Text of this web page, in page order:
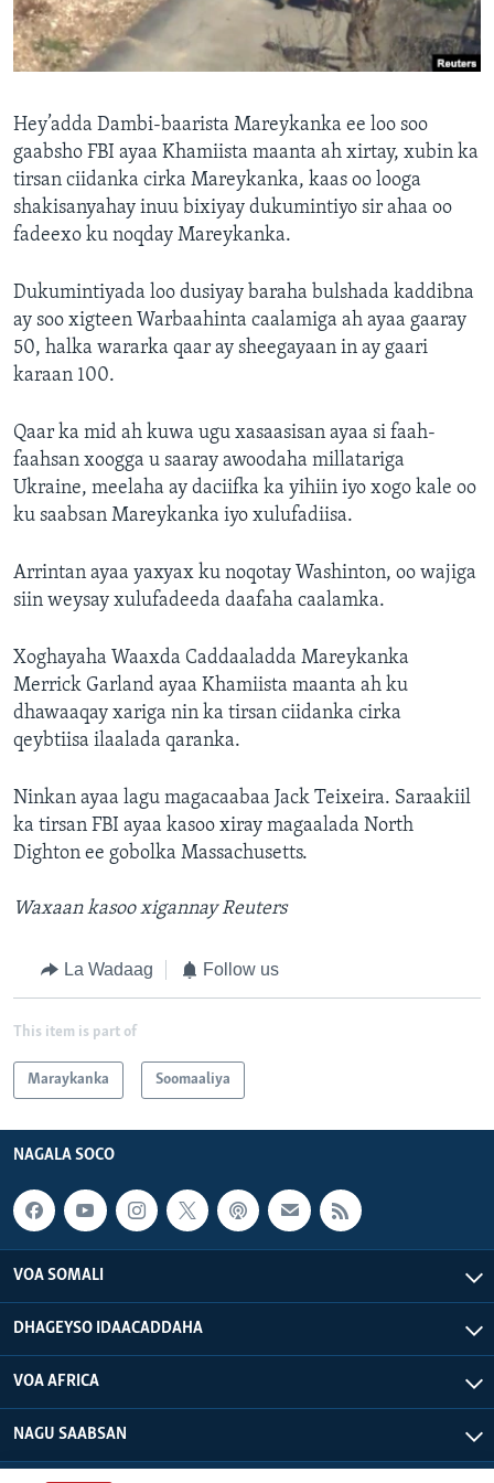
FAAQIDAADDA TODDOBAADKA
DHEXTAALKA TODDOBAADKA
Hey’adda Dambi-baarista Mareykanka ee loo soo
gaabsho FBI ayaa Khamiista maanta ah xirtay, xubin ka
tirsan ciidanka cirka Mareykanka, kaas oo looga
shakisanyahay inuu bixiyay dukumintiyo sir ahaa oo
fadeexo ku noqday Mareykanka.
Dukumintiyada loo dusiyay baraha bulshada kaddibna
ay soo xigteen Warbaahinta caalamiga ah ayaa gaaray
50, halka wararka qaar ay sheegayaan in ay gaari
karaan 100.
Qaar ka mid ah kuwa ugu xasaasisan ayaa si faah-
faahsan xoogga u saaray awoodaha millatariga
Ukraine, meelaha ay daciifka ka yihiin iyo xogo kale oo
ku saabsan Mareykanka iyo xulufadiisa.
Arrintan ayaa yaxyax ku noqotay Washinton, oo wajiga
siin weysay xulufadeeda daafaha caalamka.
Xoghayaha Waaxda Caddaaladda Mareykanka
Merrick Garland ayaa Khamiista maanta ah ku
dhawaaqay xariga nin ka tirsan ciidanka cirka
qeybtiisa ilaalada qaranka.
Ninkan ayaa lagu magacaabaa Jack Teixeira. Saraakiil
ka tirsan FBI ayaa kasoo xiray magaalada North
Dighton ee gobolka Massachusetts.
Waxaan kasoo xigannay Reuters
La Wadaag Follow us
This item is part of
Maraykanka Soomaaliya
NAGALA SOCO
VOA SOMALI
DHAGEYSO IDAACADDAHA
VOA AFRICA
NAGU SAABSAN